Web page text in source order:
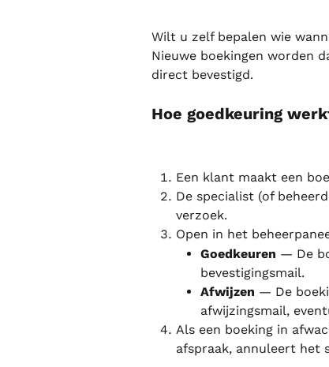
Wilt u zelf bepalen wie
Nieuwe boekingen worden
direct bevestigd.
Hoe goedkeuring
Een klant maakt een
De specialist (of
verzoek.
Open in het
Goedkeuren — De
bevestigingsmail.
Afwijzen — De
afwijzingsmail,
Als een boeking in
afspraak, annuleert het